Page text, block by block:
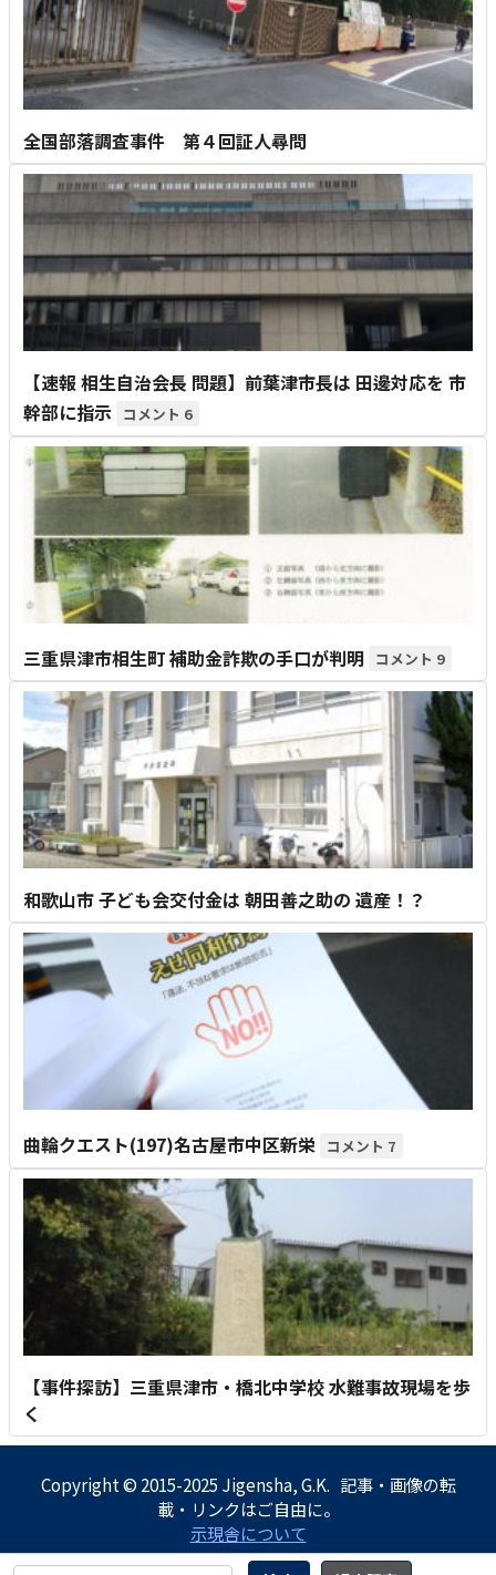
全国部落調査事件 第４回証人尋問
【速報 相生自治会長 問題】前葉津市長は 田邊対応を 市
幹部に指示
6
三重県津市相生町 補助金詐欺の手口が判明 9
和歌山市 子ども会交付金は 朝田善之助の 遺産！？
曲輪クエスト(197)名古屋市中区新栄 7
【事件探訪】三重県津市・橋北中学校 水難事故現場を歩
く
Copyright © 2015-2025 Jigensha, G.K. 記事・画像の転
載・リンクはご自由に。
示現舎について